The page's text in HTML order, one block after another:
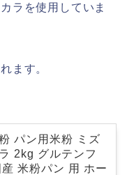
ラを使用していま
ます。
パン用米粉 ミズ
2kg グルテンフ
産 米粉パン 用 ホー